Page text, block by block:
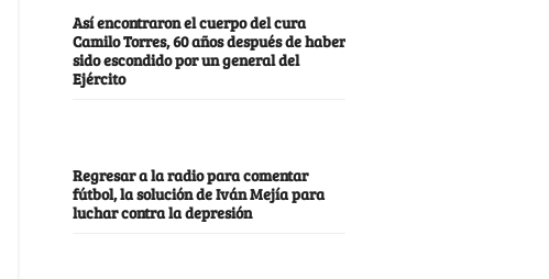
Así encontraron el cuerpo del cura
Camilo Torres, 60 años después de haber
sido escondido por un general del
Ejército
Regresar a la radio para comentar
fútbol, la solución de Iván Mejía para
luchar contra la depresión